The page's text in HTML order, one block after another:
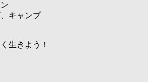
キャンプ
生きよう！